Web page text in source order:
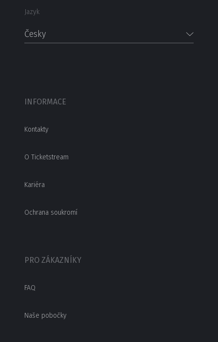
Jazyk
Česky
INFORMACE
Kontakty
O Ticketstream
Kariéra
Ochrana soukromí
PRO ZÁKAZNÍKY
FAQ
Naše pobočky